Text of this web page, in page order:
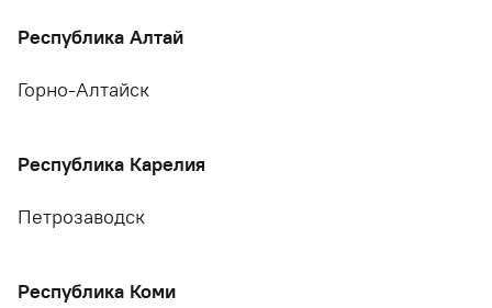
Республика Алтай
Горно-Алтайск
Республика Карелия
Петрозаводск
Республика Коми